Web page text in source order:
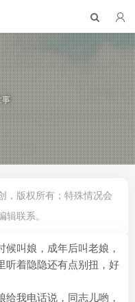
事
，版权所有；特殊情况会
辑联系。
叫娘，成年后叫老娘，
听着隐隐还有点别扭，好
我电话说，同志儿哟，